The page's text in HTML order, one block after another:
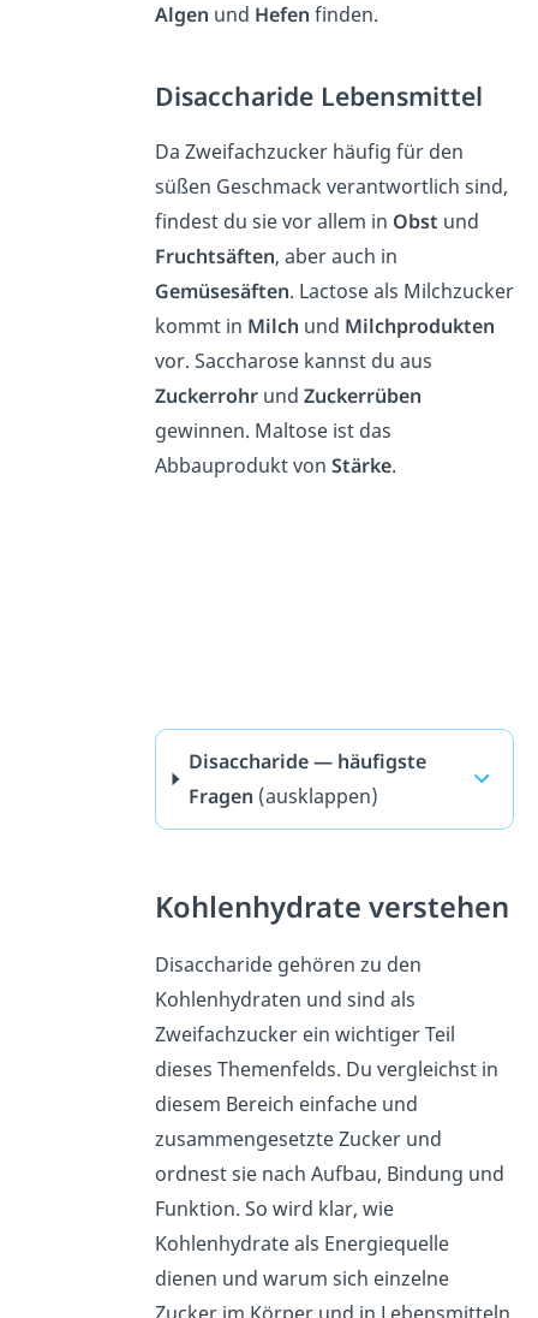
Algen und Hefen finden.
Disaccharide Lebensmittel
Da Zweifachzucker häufig für den
süßen Geschmack verantwortlich sind,
findest du sie vor allem in Obst und
Fruchtsäften, aber auch in
Gemüsesäften. Lactose als Milchzucker
kommt in Milch und Milchprodukten
vor. Saccharose kannst du aus
Zuckerrohrund Zuckerrüben
gewinnen. Maltose ist das
Abbauprodukt von Stärke.
Disaccharide — häufigste
Fragen (ausklappen)
Kohlenhydrate verstehen
Disaccharide gehören zu den
Kohlenhydraten und sind als
Zweifachzucker ein wichtiger Teil
dieses Themenfelds. Du vergleichst in
diesem Bereich einfache und
zusammengesetzte Zucker und
ordnest sie nach Aufbau, Bindung und
Funktion. So wird klar, wie
Kohlenhydrate als Energiequelle
dienen und warum sich einzelne